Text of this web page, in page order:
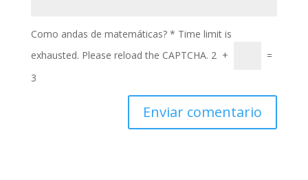
Como andas de matemáticas?* Time limit is
exhausted. Please reload the CAPTCHA. 2 +
=
3